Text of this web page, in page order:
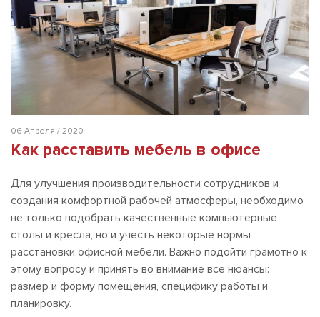
06 Апреля / 2020
Как расставить мебель в офисе
Для улучшения производительности сотрудников и
создания комфортной рабочей атмосферы, необходимо
не только подобрать качественные компьютерные
столы и кресла, но и учесть некоторые нормы
расстановки офисной мебели. Важно подойти грамотно к
этому вопросу и принять во внимание все нюансы:
размер и форму помещения, специфику работы и
планировку.